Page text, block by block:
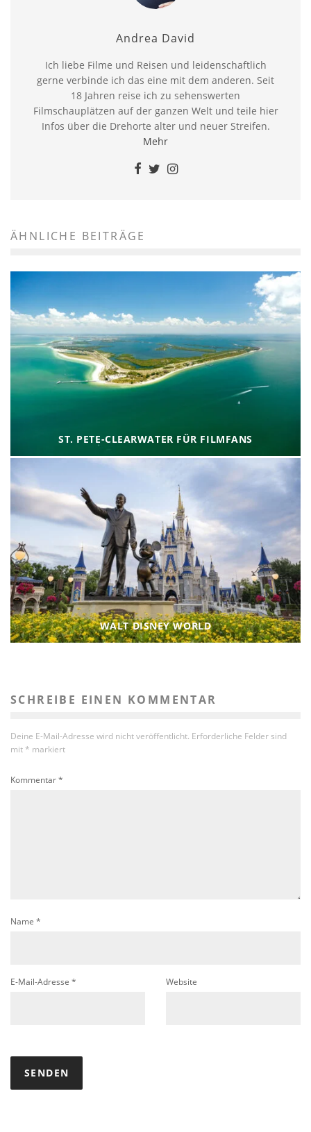
Andrea David
Ich liebe Filme und Reisen und leidenschaftlich
gerne verbinde ich das eine mit dem anderen. Seit
18 Jahren reise ich zu sehenswerten
Filmschauplätzen auf der ganzen Welt und teile hier
Infos über die Drehorte alter und neuer Streifen.
Mehr
ÄHNLICHE BEITRÄGE
ST. PETE-CLEARWATER FÜR FILMFANS
WALT DISNEY WORLD
SCHREIBE EINEN KOMMENTAR
Deine E-Mail-Adresse wird nicht veröffentlicht. Erforderliche Felder sind
mit * markiert
Kommentar*
Name *
E-Mail-Adresse * Website